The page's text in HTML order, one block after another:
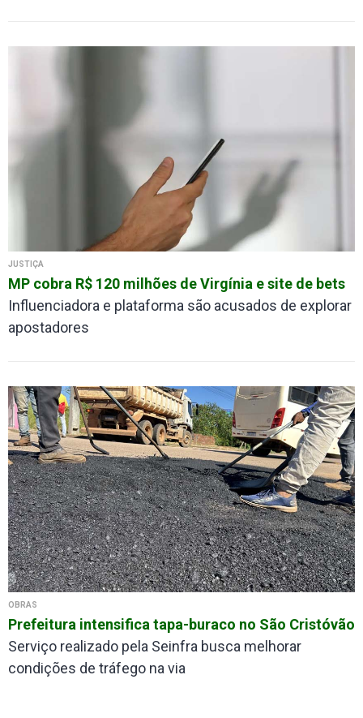
JUSTIÇA
MP cobra R$ 120 milhões de Virgínia e site de bets
Influenciadora e plataforma são acusados de explorar
apostadores
OBRAS
Prefeitura intensifica tapa-buraco no São Cristóvão
Serviço realizado pela Seinfra busca melhorar
condições de tráfego na via